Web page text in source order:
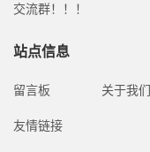
交流群！！！
站点信息
留言板 关于我们
友情链接